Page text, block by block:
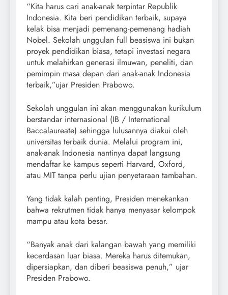
“Kita harus cari anak-anak terpintar Republik
Indonesia. Kita beri pendidikan terbaik, supaya
kelak bisa menjadi pemenang-pemenang hadiah
Nobel. Sekolah unggulan full beasiswa ini bukan
proyek pendidikan biasa, tetapi investasi negara
untuk melahirkan generasi ilmuwan, peneliti, dan
pemimpin masa depan dari anak-anak Indonesia
terbaik,”ujar Presiden Prabowo.
Sekolah unggulan ini akan menggunakan kurikulum
berstandar internasional (IB / International
Baccalaureate) sehingga lulusannya diakui oleh
universitas terbaik dunia. Melalui program ini,
anak-anak Indonesia nantinya dapat langsung
mendaftar ke kampus seperti Harvard, Oxford,
atau MIT tanpa perlu ujian penyetaraan tambahan.
Yang tidak kalah penting, Presiden menekankan
bahwa rekrutmen tidak hanya menyasar kelompok
mampu atau kota besar.
“Banyak anak dari kalangan bawah yang memiliki
kecerdasan luar biasa. Mereka harus ditemukan,
dipersiapkan, dan diberi beasiswa penuh,” ujar
Presiden Prabowo.